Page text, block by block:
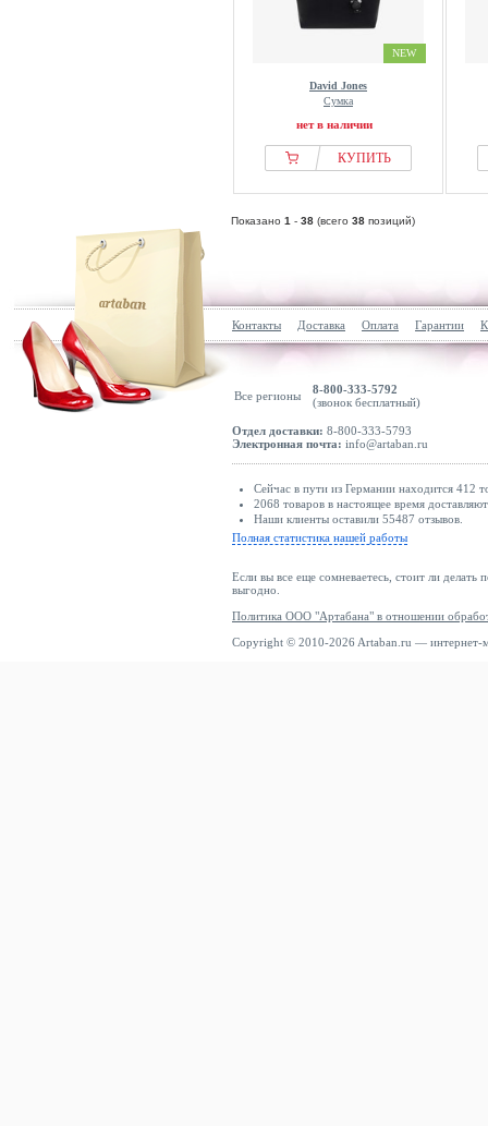
NEW
David Jones
Сумка
нет в наличии
КУПИТЬ
Показано 1 - 38 (всего 38 позиций)
Контакты Доставка Оплата Гарантии
Все регионы
8-800-333-5792
(звонок бесплатный)
Отдел доставки: 8-800-333-5793
Электронная почта: info@artaban.ru
Сейчас в пути из Германии находится 412
2068 товаров в настоящее время
Наши клиенты оставили 55487 отзывов.
Полная статистика нашей работы
Если вы все еще сомневаетесь, стоит ли делать
выгодно.
Политика ООО "Артабана" в отношении
Copyright © 2010-2026 Artaban.ru — интернет-